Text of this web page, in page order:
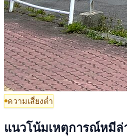
ความเสี่ยงต่ำ
แนวโน้มเหตุการณ์หมี